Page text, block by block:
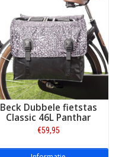
Beck Dubbele fietstas
Classic 46L Panthar
€59,95